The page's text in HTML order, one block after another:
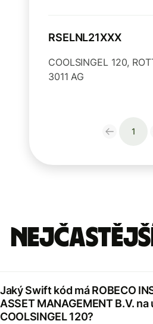
RSELNL21XXX
COOLSINGEL 120,
3011 AG
1
Jaký Swift kód má ROBECO
ASSET MANAGEMENT B.V. na
COOLSINGEL 120?